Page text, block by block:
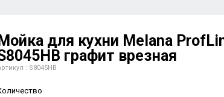
Мойка для кухни Melana
графит врезная
: S8045HB